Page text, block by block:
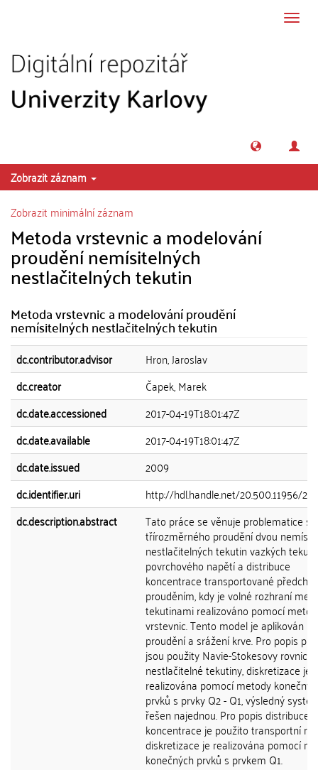
Zobrazit záznam
Zobrazit minimální záznam
Metoda vrstevnic a modelování
proudění nemísitelných
nestlačitelných tekutin
Metoda vrstevnic a modelování proudění
nemísitelných nestlačitelných tekutin
dc.contributor.advisor
Hron, Jaroslav
dc.creator
Čapek, Marek
dc.date.accessioned
2017-04-19T18:01:47Z
dc.date.available
2017-04-19T18:01:47Z
dc.date.issued
2009
dc.identifier.uri
http://hdl.handle.net/20.500.11956/
dc.description.abstract
Tato práce se věnuje problematice
třírozměrného proudění dvou
nestlačitelných tekutin vazkých
povrchového napětí a distribuce
koncentrace transportované
prouděním, kdy je volné rozhraní mezi
tekutinami realizováno pomocí
vrstevnic. Tento model je aplikován
proudění a srážení krve. Pro popis
jsou použity Navie-Stokesovy rovnice
nestlačitelné tekutiny, diskretizace je
realizována pomocí metody
prvků s prvky Q2 - Q1, výsledný
řešen najednou. Pro popis distribuce
koncentrace je použito transportní
diskretizace je realizována pomocí
konečných prvků s prvkem Q1.